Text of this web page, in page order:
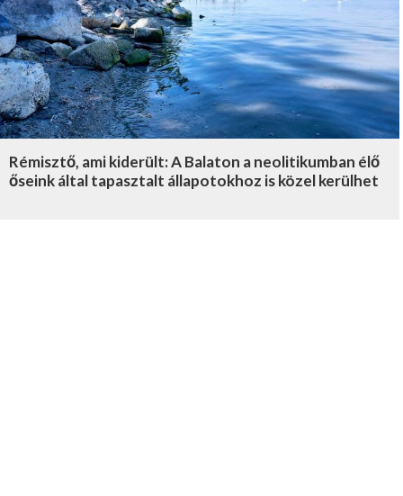
Rémisztő, ami kiderült: A Balaton a neolitikumban élő
őseink által tapasztalt állapotokhoz is közel kerülhet